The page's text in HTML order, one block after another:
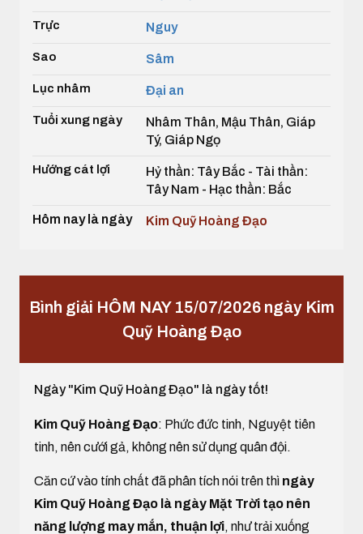
Trực Nguy
Sao Sâm
Lục nhâm Đại an
Tuổi xung ngày
Nhâm Thân, Mậu Thân, Giáp
Tý, Giáp Ngọ
Hướng cát lợi
Hỷ thần: Tây Bắc - Tài thần:
Tây Nam - Hạc thần: Bắc
Hôm nay là ngày Kim Quỹ Hoàng Đạo
Bình giải HÔM NAY 15/07/2026 ngày Kim
Quỹ Hoàng Đạo
Ngày "Kim Quỹ Hoàng Đạo" là ngày tốt!
Kim Quỹ Hoàng Đạo: Phức đức tinh, Nguyệt tiên
tinh, nên cưới gả, không nên sử dụng quân đội.
Căn cứ vào tính chất đã phân tích nói trên thì ngày
Kim Quỹ Hoàng Đạo là ngày Mặt Trời tạo nên
năng lượng may mắn, thuận lợi, như trải xuống